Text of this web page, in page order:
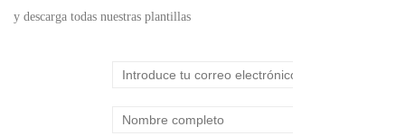
y descarga todas nuestras plantillas